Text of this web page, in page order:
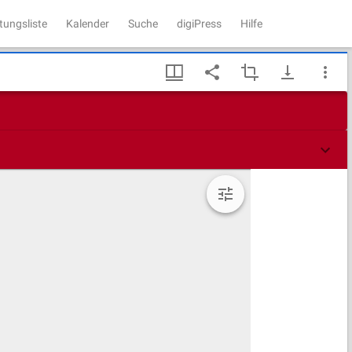
Kalender Suche digiPress Hilfe